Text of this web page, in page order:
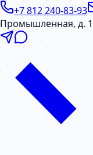
+7 812 240-83-93
Промышленная, д. 1